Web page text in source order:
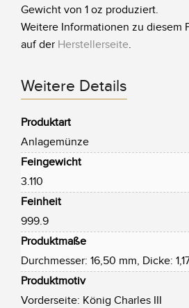
Gewicht von 1 oz produziert.
Weitere Informationen zu diesem
auf der Herstellerseite.
Weitere Details
Produktart
Anlagemünze
Feingewicht
3.110
Feinheit
999.9
Produktmaße
Durchmesser: 16,50 mm, Dicke:
Produktmotiv
Vorderseite: König Charles III